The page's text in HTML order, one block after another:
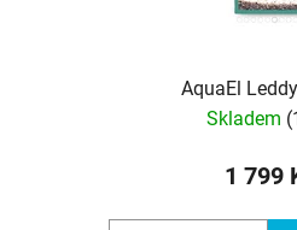
AquaEl
Skladem
1 799